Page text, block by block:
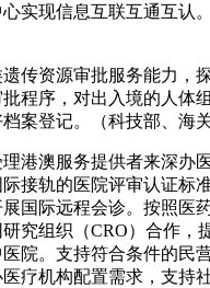
实现信息互联互通互
传资源审批服务能力
程序，对出入境的人
案登记。（科技部、海
港澳服务提供者来深
接轨的医院评审认证
国际远程会诊。按照
究组织（CRO）合作
院。支持符合条件的
疗机构配置需求，支